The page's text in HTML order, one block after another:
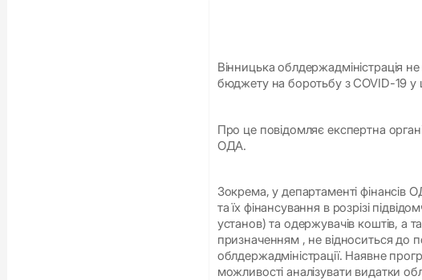
Вінницька облдержадміністрація
бюджету на боротьбу з COVID-19 у
Про це повідомляє експертна
ОДА.
Зокрема, у департаменті фінансів
та їх фінансування в розрізі
установ) та одержувачів коштів, а
призначенням , не відноситься до
облдержадміністрації. Наявне
можливості аналізувати видатки